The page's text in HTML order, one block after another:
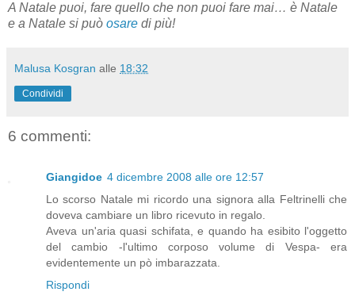
A Natale puoi, fare quello che non puoi fare mai… è Natale
e a Natale si può osare di più!
Malusa Kosgran alle 18:32
Condividi
6 commenti:
Giangidoe 4 dicembre 2008 alle ore 12:57
Lo scorso Natale mi ricordo una signora alla Feltrinelli che
doveva cambiare un libro ricevuto in regalo.
Aveva un'aria quasi schifata, e quando ha esibito l'oggetto
del cambio -l'ultimo corposo volume di Vespa- era
evidentemente un pò imbarazzata.
Rispondi